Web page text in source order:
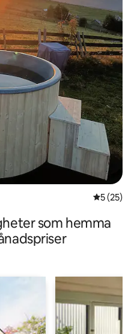
5 av 5 i
5 (25)
som hemma